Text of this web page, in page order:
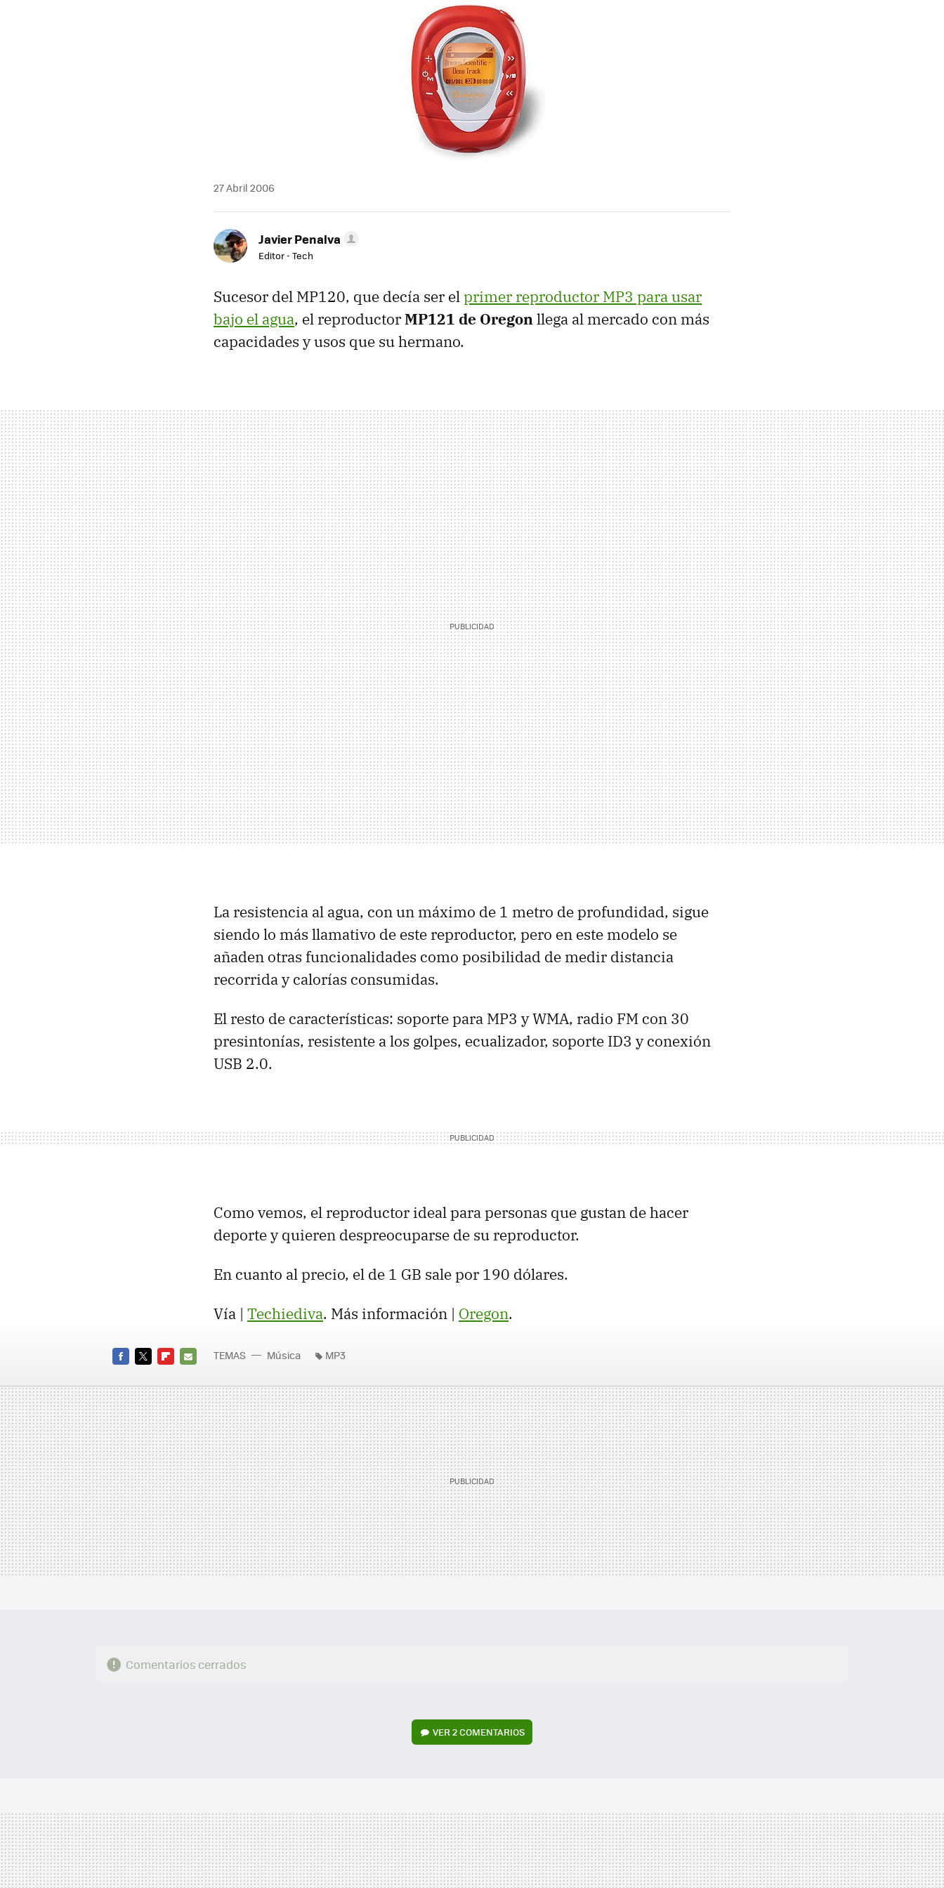
27 Abril 2006
Javier Penalva
Editor - Tech
Sucesor del MP120, que decía ser elprimer reproductor MP3 para usar
bajo el agua, el reproductorMP121 de Oregonllega al mercado con más
capacidades y usos que su hermano.
La resistencia al agua, con un máximo de 1 metro de profundidad, sigue
siendo lo más llamativo de este reproductor, pero en este modelo se
añaden otras funcionalidades como posibilidad de medir distancia
recorrida y calorías consumidas.
El resto de características: soporte para MP3 y WMA, radio FM con 30
presintonías, resistente a los golpes, ecualizador, soporte ID3 y conexión
USB 2.0.
Como vemos, el reproductor ideal para personas que gustan de hacer
deporte y quieren despreocuparse de su reproductor.
En cuanto al precio, el de 1 GB sale por 190 dólares.
Vía | Techiediva. Más información | Oregon.
MAIL
TEMAS Música MP3
Comentarios cerrados
VER2 COMENTARIOS